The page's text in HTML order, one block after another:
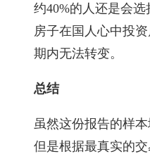
约40%的人还是会选
房子在国人心中投
期内无法转变。
总结
虽然这份报告的样本
但是根据最真实的